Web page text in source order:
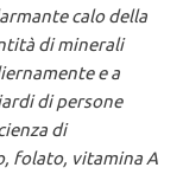
calo della
di minerali
e a
di persone
di
folato, vitamina A